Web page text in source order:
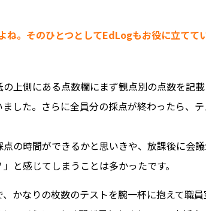
ね。そのひとつとしてEdLogもお役に立て
上側にある点数欄にまず観点別の点数を記
した。さらに全員分の採点が終わったら、
の時間ができるかと思いきや、放課後に会
と感じてしまうことは多かったです。
かなりの枚数のテストを腕一杯に抱えて職